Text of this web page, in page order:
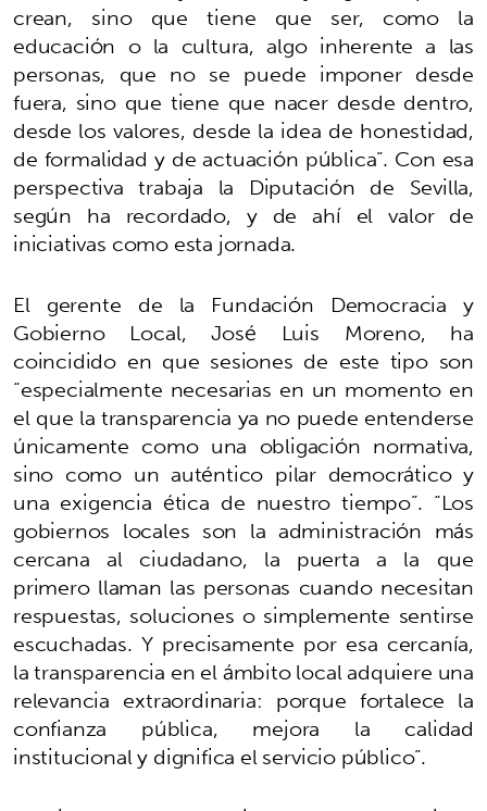
crean, sino que tiene que ser, como la
educación o la cultura, algo inherente a las
personas, que no se puede imponer desde
fuera, sino que tiene que nacer desde dentro,
desde los valores, desde la idea de honestidad,
de formalidad y de actuación pública”. Con esa
perspectiva trabaja la Diputación de Sevilla,
según ha recordado, y de ahí el valor de
iniciativas como esta jornada.
El gerente de la Fundación Democracia y
Gobierno Local, José Luis Moreno, ha
coincidido en que sesiones de este tipo son
“especialmente necesarias en un momento en
el que la transparencia ya no puede entenderse
únicamente como una obligación normativa,
sino como un auténtico pilar democrático y
una exigencia ética de nuestro tiempo”. “Los
gobiernos locales son la administración más
cercana al ciudadano, la puerta a la que
primero llaman las personas cuando necesitan
respuestas, soluciones o simplemente sentirse
escuchadas. Y precisamente por esa cercanía,
la transparencia en el ámbito local adquiere una
relevancia extraordinaria: porque fortalece la
confianza pública, mejora la calidad
institucional y dignifica el servicio público”.